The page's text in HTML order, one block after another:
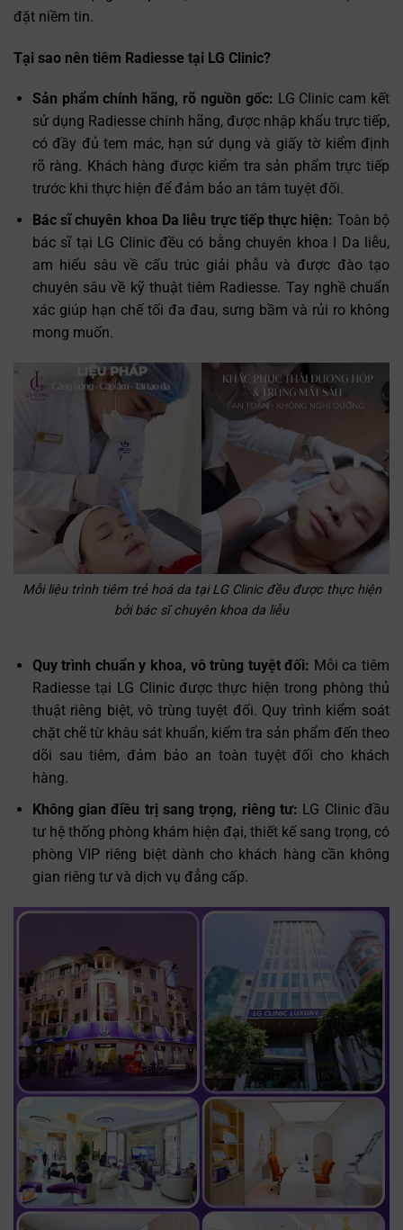
đặt niềm tin.
Tại sao nên tiêm Radiesse tại LG Clinic?
Sản phẩm chính hãng, rõ nguồn gốc: LG Clinic cam kết
sử dụng Radiesse chính hãng, được nhập khẩu trực tiếp,
có đầy đủ tem mác, hạn sử dụng và giấy tờ kiểm định
rõ ràng. Khách hàng được kiểm tra sản phẩm trực tiếp
trước khi thực hiện để đảm bảo an tâm tuyệt đối.
Bác sĩ chuyên khoa Da liễu trực tiếp thực hiện: Toàn bộ
bác sĩ tại LG Clinic đều có bằng chuyên khoa I Da liễu,
am hiểu sâu về cấu trúc giải phẫu và được đào tạo
chuyên sâu về kỹ thuật tiêm Radiesse. Tay nghề chuẩn
xác giúp hạn chế tối đa đau, sưng bầm và rủi ro không
mong muốn.
Mỗi liệu trình tiêm trẻ hoá da tại LG Clinic đều được thực hiện
bởi bác sĩ chuyên khoa da liễu
Quy trình chuẩn y khoa, vô trùng tuyệt đối: Mỗi ca tiêm
Radiesse tại LG Clinic được thực hiện trong phòng thủ
thuật riêng biệt, vô trùng tuyệt đối. Quy trình kiểm soát
chặt chẽ từ khâu sát khuẩn, kiểm tra sản phẩm đến theo
dõi sau tiêm, đảm bảo an toàn tuyệt đối cho khách
hàng.
Không gian điều trị sang trọng, riêng tư: LG Clinic đầu
tư hệ thống phòng khám hiện đại, thiết kế sang trọng, có
phòng VIP riêng biệt dành cho khách hàng cần không
gian riêng tư và dịch vụ đẳng cấp.